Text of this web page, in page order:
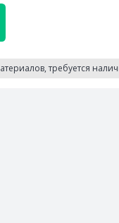
требуется